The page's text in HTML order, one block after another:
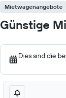
Mietwagenangebote
Günstige
Dies sind die